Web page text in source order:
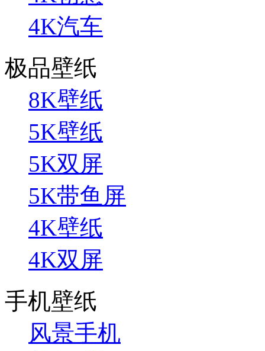
4K汽车
极品壁纸
8K壁纸
5K壁纸
5K双屏
5K带鱼屏
4K壁纸
4K双屏
手机壁纸
风景手机